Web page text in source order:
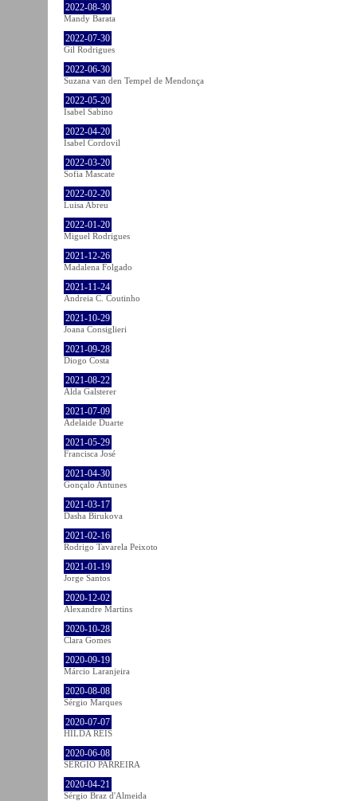
2022-08-30
Mandy Barata
2022-07-30
Gil Rodrigues
2022-06-30
Suzana van den Tempel de Mendonça
2022-05-20
Isabel Sabino
2022-04-20
Isabel Cordovil
2022-03-20
Sofia Mascate
2022-02-20
Luisa Abreu
2022-01-20
Miguel Rodrigues
2021-12-26
Madalena Folgado
2021-11-24
Andreia C. Coutinho
2021-10-29
Joana Consiglieri
2021-09-28
Diogo Costa
2021-08-22
Alda Galsterer
2021-07-09
Adelaide Duarte
2021-05-29
Francisca José
2021-04-30
Gonçalo Antunes
2021-03-17
Dasha Birukova
2021-02-16
Rodrigo Tavarela Peixoto
2021-01-19
Jorge Santos
2020-12-02
Alexandre Martins
2020-10-28
Clara Gomes
2020-09-19
Márcio Laranjeira
2020-08-08
Sérgio Marques
2020-07-07
HILDA REIS
2020-06-08
SÉRGIO PARREIRA
2020-04-21
Sérgio Braz d'Almeida